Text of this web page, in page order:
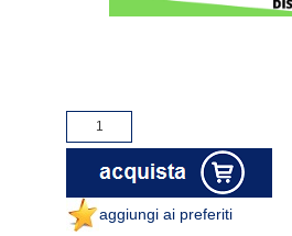
aggiungi ai preferiti